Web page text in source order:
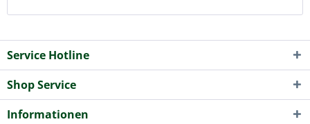
Service Hotline
Shop Service
Informationen